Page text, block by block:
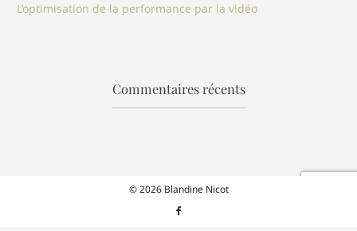
L’optimisation de la performance par la vidéo
Commentaires récents
© 2026 Blandine Nicot
Facebook